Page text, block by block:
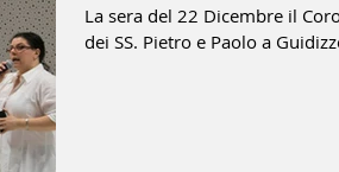
La sera del 22 Dicembre il
dei SS. Pietro e Paolo a